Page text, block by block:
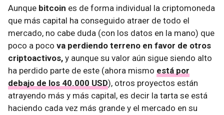
Aunque bitcoin es de forma individual la criptomoneda
que más capital ha conseguido atraer de todo el
mercado, no cabe duda (con los datos en la mano) que
poco a poco va perdiendo terreno en favor de otros
criptoactivos, y aunque su valor aún sigue siendo alto
ha perdido parte de este (ahora mismo está por
debajo de los 40.000 USD), otros proyectos están
atrayendo más y más capital, es decir la tarta se está
haciendo cada vez más grande y el mercado en su